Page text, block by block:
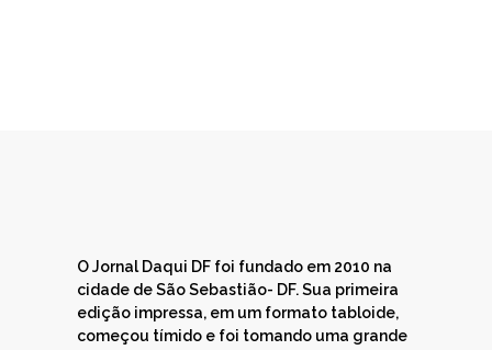
O Jornal Daqui DF foi fundado em 2010 na
cidade de São Sebastião- DF. Sua primeira
edição impressa, em um formato tabloide,
começou tímido e foi tomando uma grande